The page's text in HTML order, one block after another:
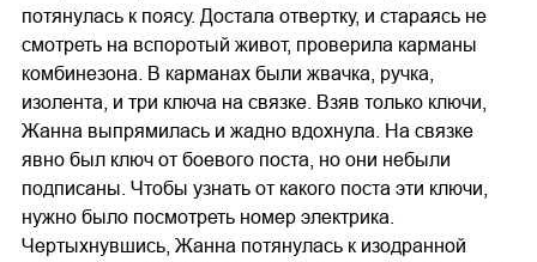
потянулась к поясу. Достала отвертку, и стараясь не
смотреть на вспоротый живот, проверила карманы
комбинезона. В карманах были жвачка, ручка,
изолента, и три ключа на связке. Взяв только ключи,
Жанна выпрямилась и жадно вдохнула. На связке
явно был ключ от боевого поста, но они небыли
подписаны. Чтобы узнать от какого поста эти ключи,
нужно было посмотреть номер электрика.
Чертыхнувшись, Жанна потянулась к изодранной